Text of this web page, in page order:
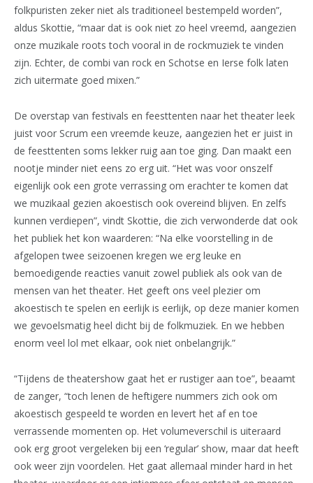
folkpuristen zeker niet als traditioneel bestempeld worden”,
aldus Skottie, “maar dat is ook niet zo heel vreemd, aangezien
onze muzikale roots toch vooral in de rockmuziek te vinden
zijn. Echter, de combi van rock en Schotse en Ierse folk laten
zich uitermate goed mixen.”
De overstap van festivals en feesttenten naar het theater leek
juist voor Scrum een vreemde keuze, aangezien het er juist in
de feesttenten soms lekker ruig aan toe ging. Dan maakt een
nootje minder niet eens zo erg uit. “Het was voor onszelf
eigenlijk ook een grote verrassing om erachter te komen dat
we muzikaal gezien akoestisch ook overeind blijven. En zelfs
kunnen verdiepen”, vindt Skottie, die zich verwonderde dat ook
het publiek het kon waarderen: “Na elke voorstelling in de
afgelopen twee seizoenen kregen we erg leuke en
bemoedigende reacties vanuit zowel publiek als ook van de
mensen van het theater. Het geeft ons veel plezier om
akoestisch te spelen en eerlijk is eerlijk, op deze manier komen
we gevoelsmatig heel dicht bij de folkmuziek. En we hebben
enorm veel lol met elkaar, ook niet onbelangrijk.”
“Tijdens de theatershow gaat het er rustiger aan toe”, beaamt
de zanger, “toch lenen de heftigere nummers zich ook om
akoestisch gespeeld te worden en levert het af en toe
verrassende momenten op. Het volumeverschil is uiteraard
ook erg groot vergeleken bij een ‘regular’ show, maar dat heeft
ook weer zijn voordelen. Het gaat allemaal minder hard in het